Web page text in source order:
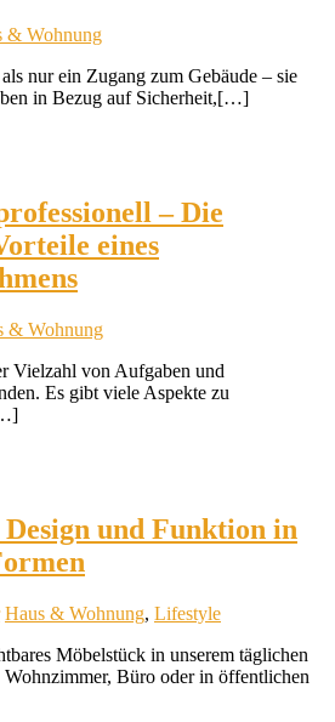
& Wohnung
nur ein Zugang zum Gebäude – sie
in Bezug auf Sicherheit,[…]
– Die
eines
& Wohnung
Vielzahl von Aufgaben und
Es gibt viele Aspekte zu
und Funktion in
Haus & Wohnung, Lifestyle
Möbelstück in unserem täglichen
Büro oder in öffentlichen